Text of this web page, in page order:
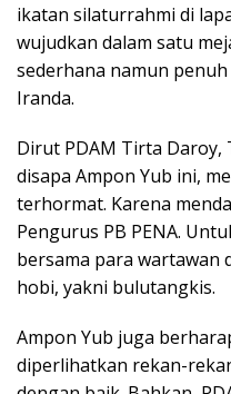
ikatan silaturrahmi di
wujudkan dalam satu
sederhana namun
Iranda.
Dirut PDAM Tirta Daroy,
disapa Ampon Yub ini,
terhormat. Karena
Pengurus PB PENA.
bersama para wartawan
hobi, yakni bulutangkis.
Ampon Yub juga
diperlihatkan rekan-